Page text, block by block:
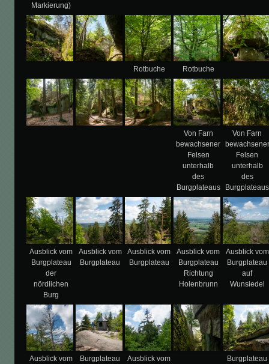
Markierung)
Rotbuche Rotbuche
Von Farn
bewachsener
Felsen
unterhalb
des
Burgplateaus
Von Farn
bewachsener
Felsen
unterhalb
des
Burgplateaus
Ausblick vom
Burgplateau
der
nördlichen
Burg
Ausblick vom
Burgplateau
Ausblick vom
Burgplateau
Ausblick vom
Burgplateau
Richtung
Holenbrunn
Ausblick vom
Burgplateau
auf
Wunsiedel
Ausblick vom
Burgplateau
Ausblick vom
Burgplateau